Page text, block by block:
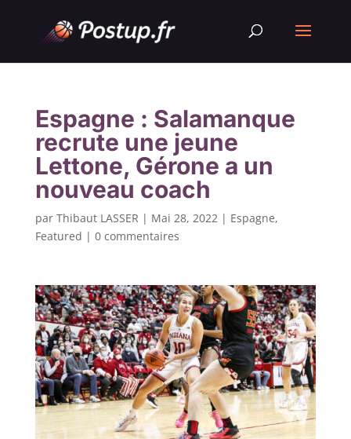
Espagne : Salamanque
recrute une jeune
Lettone, Gérone a un
nouveau coach
par Thibaut LASSER | Mai 28, 2022| Espagne,
Featured | 0 commentaires